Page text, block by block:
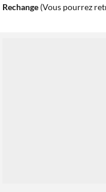
Rechange (Vous pourrez